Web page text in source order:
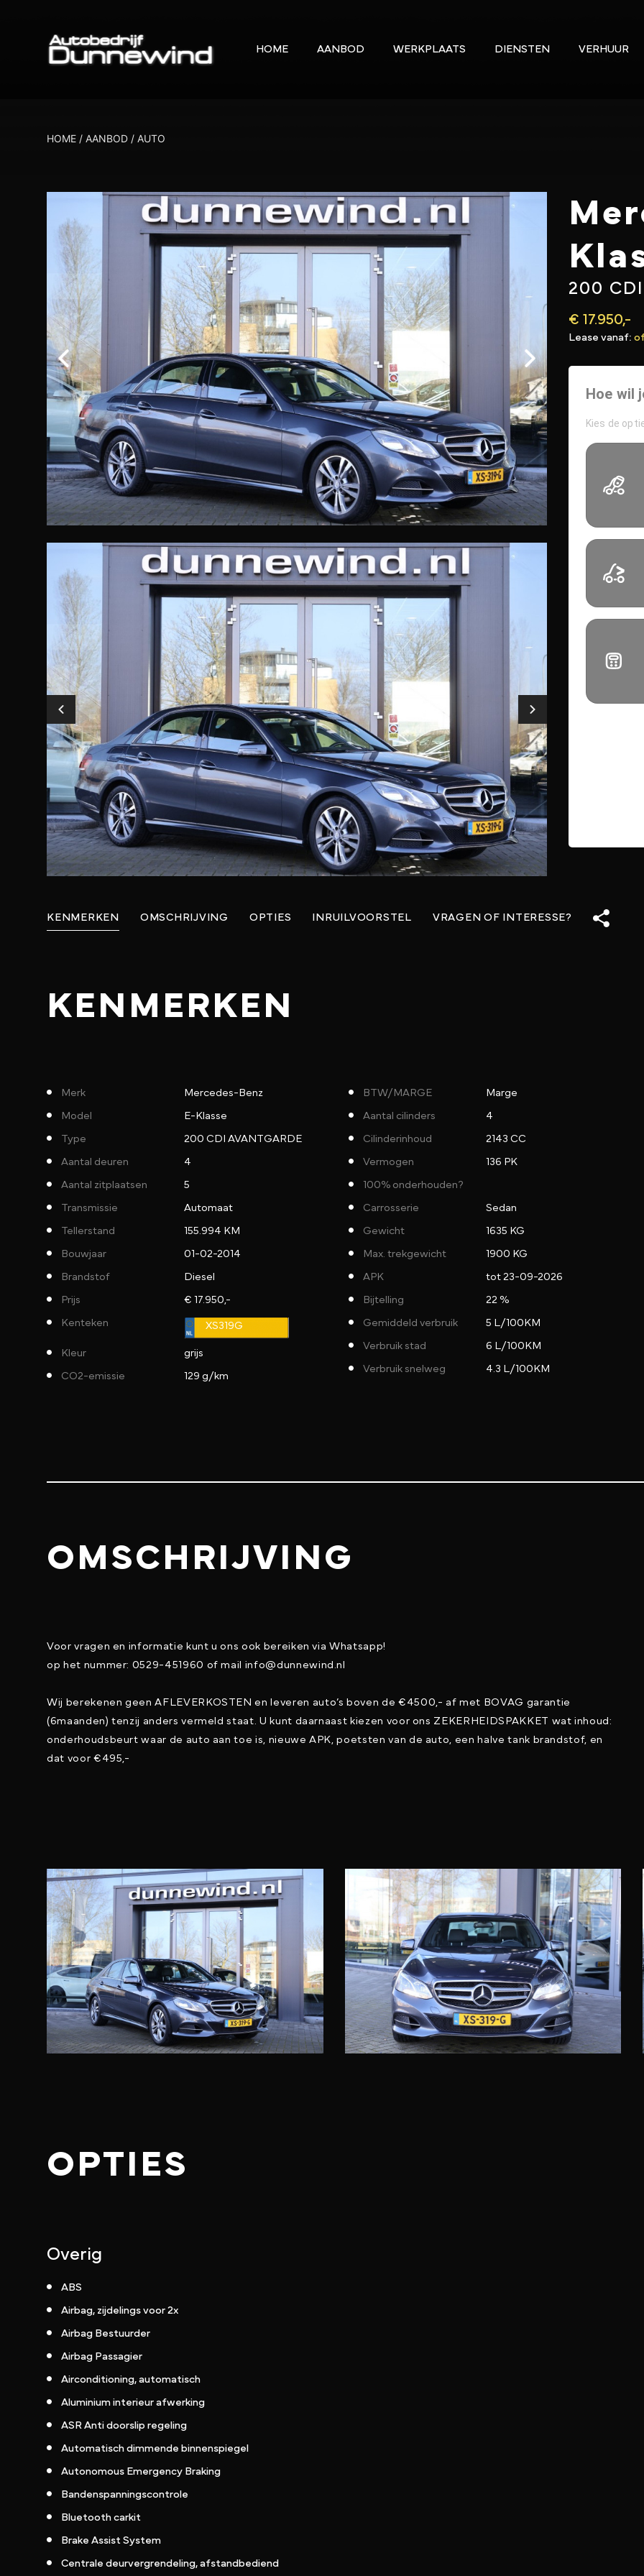
HOME AANBOD WERKPLAATS DIENSTEN VERHUUR
HOME / AANBOD / AUTO
200
€ 17.950,-
Lease vanaf:
KENMERKEN OMSCHRIJVING OPTIES INRUILVOORSTEL VRAGEN OF INTERESSE?
KENMERKEN
Merk Mercedes-Benz
Model E-Klasse
Type 200 CDI AVANTGARDE
Aantal deuren 4
Aantal zitplaatsen 5
Transmissie Automaat
Tellerstand 155.994 KM
Bouwjaar 01-02-2014
Brandstof Diesel
Prijs € 17.950,-
Kenteken XS319G
Kleur grijs
CO2-emissie 129 g/km
BTW/MARGE Marge
Aantal cilinders 4
Cilinderinhoud 2143 CC
Vermogen 136 PK
100% onderhouden?
Carrosserie Sedan
Gewicht 1635 KG
Max. trekgewicht 1900 KG
APK tot 23-09-2026
Bijtelling 22 %
Gemiddeld verbruik 5 L/100KM
Verbruik stad 6 L/100KM
Verbruik snelweg 4.3 L/100KM
OMSCHRIJVING
Voor vragen en informatie kunt u ons ook bereiken via Whatsapp!
op het nummer: 0529-451960 of mail info@dunnewind.nl
Wij berekenen geen AFLEVERKOSTEN en leveren auto’s boven de €4500,- af met BOVAG garantie
(6maanden) tenzij anders vermeld staat. U kunt daarnaast kiezen voor ons ZEKERHEIDSPAKKET wat inhoud:
onderhoudsbeurt waar de auto aan toe is, nieuwe APK, poetsten van de auto, een halve tank brandstof, en
dat voor €495,-
OPTIES
Overig
ABS
Airbag, zijdelings voor 2x
Airbag Bestuurder
Airbag Passagier
Airconditioning, automatisch
Aluminium interieur afwerking
ASR Anti doorslip regeling
Automatisch dimmende binnenspiegel
Autonomous Emergency Braking
Bandenspanningscontrole
Bluetooth carkit
Brake Assist System
Centrale deurvergrendeling, afstandbediend